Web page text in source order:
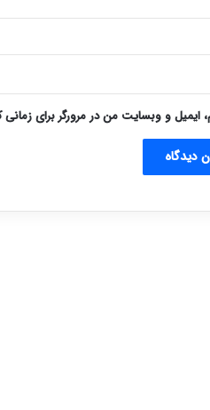
ایمیل و وبسایت من در مرورگر برای